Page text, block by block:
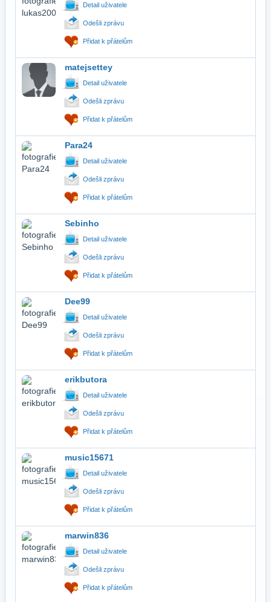
Detail uživatele
Odešli zprávu
Přidat k přátelům
matejsettey
Detail uživatele
Odešli zprávu
Přidat k přátelům
Para24
Detail uživatele
Odešli zprávu
Přidat k přátelům
Sebinho
Detail uživatele
Odešli zprávu
Přidat k přátelům
Dee99
Detail uživatele
Odešli zprávu
Přidat k přátelům
erikbutora
Detail uživatele
Odešli zprávu
Přidat k přátelům
music15671
Detail uživatele
Odešli zprávu
Přidat k přátelům
marwin836
Detail uživatele
Odešli zprávu
Přidat k přátelům